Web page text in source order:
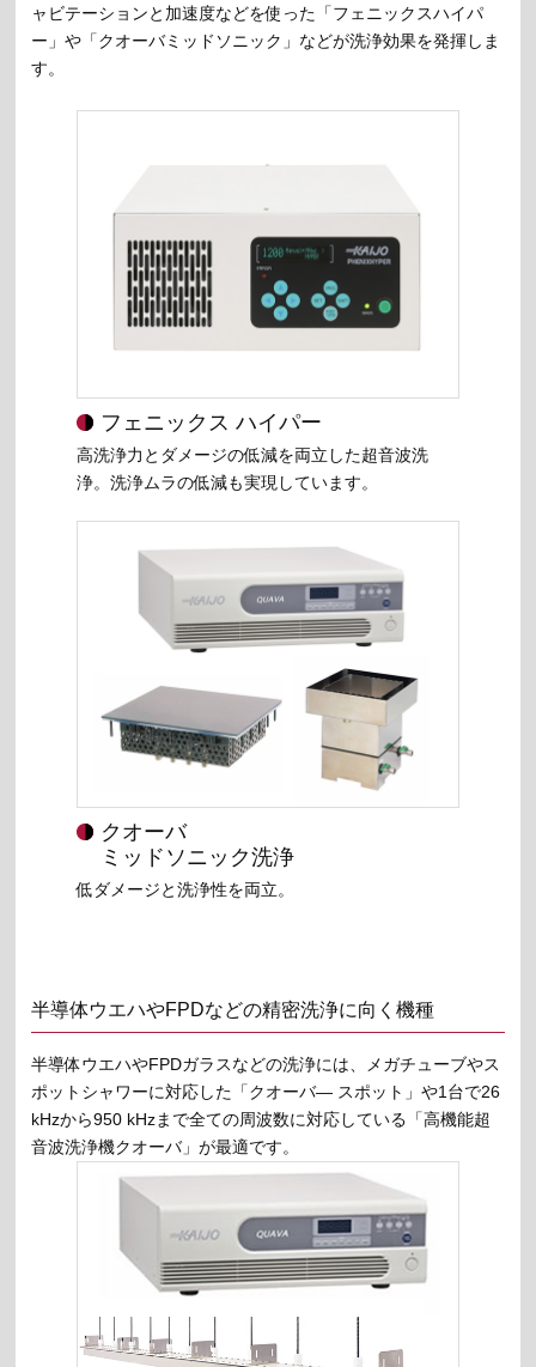
ャビテーションと加速度などを使った「フェニックスハイパ
ー」や「クオーバミッドソニック」などが洗浄効果を発揮しま
す。
フェニックス ハイパー
高洗浄力とダメージの低減を両立した超音波洗
浄。洗浄ムラの低減も実現しています。
クオーバ
ミッドソニック洗浄
低ダメージと洗浄性を両立。
半導体ウエハやFPDなどの精密洗浄に向く機種
半導体ウエハやFPDガラスなどの洗浄には、メガチューブやス
ポットシャワーに対応した「クオーバ― スポット」や1台で26
kHzから950 kHzまで全ての周波数に対応している「高機能超
音波洗浄機クオーバ」が最適です。